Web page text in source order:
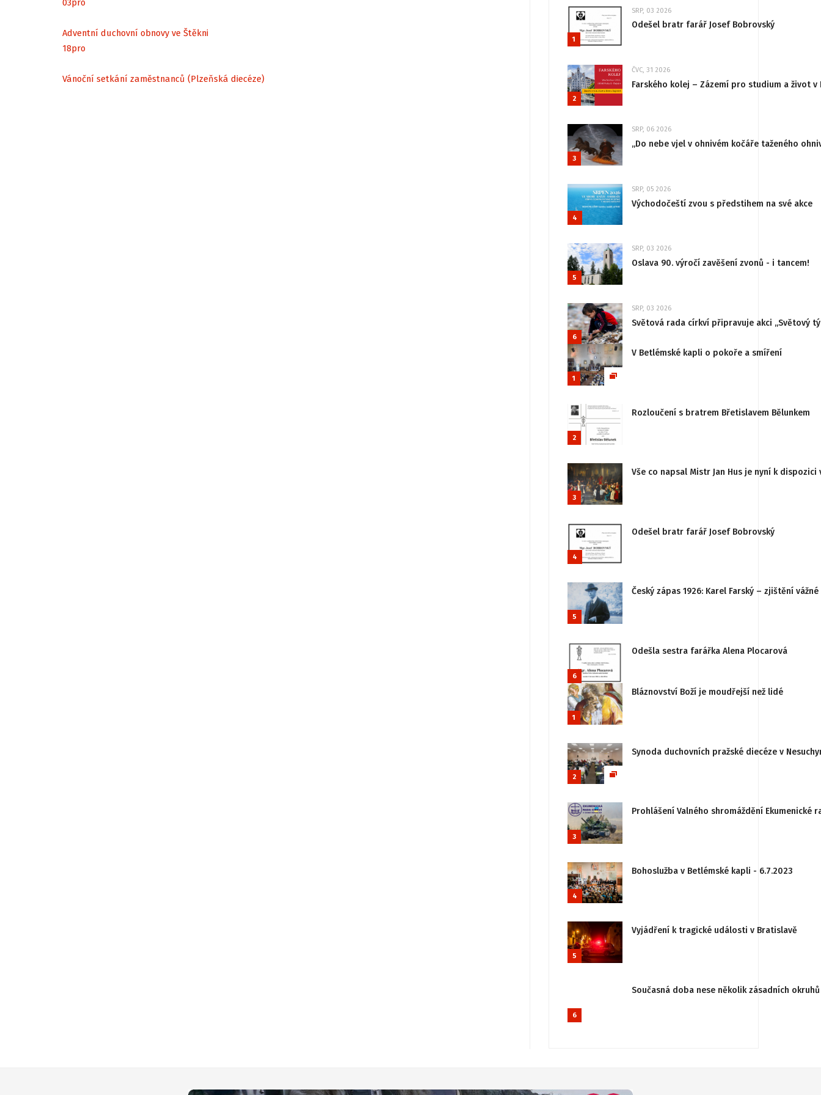
03pro
Adventní duchovní obnovy ve Štěkni
18pro
Vánoční setkání zaměstnanců (Plzeňská diecéze)
1
SRP, 03 2026
Odešel bratr farář Josef Bobrovský
2
ČVC, 31 2026
Farského kolej – Zázemí pro studium a život v
3
SRP, 06 2026
„Do nebe vjel v ohnivém kočáře taženého
4
SRP, 05 2026
Východočeští zvou s předstihem na své akce
5
SRP, 03 2026
Oslava 90. výročí zavěšení zvonů - i tancem!
6
SRP, 03 2026
Světová rada církví připravuje akci „Světový
1
V Betlémské kapli o pokoře a smíření
2
Rozloučení s bratrem Břetislavem Bělunkem
3
Vše co napsal Mistr Jan Hus je nyní k
4
Odešel bratr farář Josef Bobrovský
5
Český zápas 1926: Karel Farský – zjištění
6
Odešla sestra farářka Alena Plocarová
1
Bláznovství Boží je moudřejší než lidé
2
Synoda duchovních pražské diecéze v
3
Prohlášení Valného shromáždění
4
Bohoslužba v Betlémské kapli - 6.7.2023
5
Vyjádření k tragické události v Bratislavě
6
Současná doba nese několik zásadních